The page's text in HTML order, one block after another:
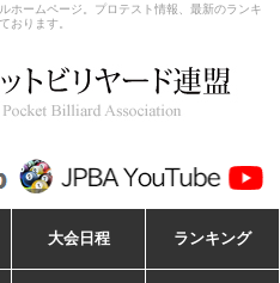
ホームページ。プロテスト情報、最新のランキ
おります。
大会日程 ランキング